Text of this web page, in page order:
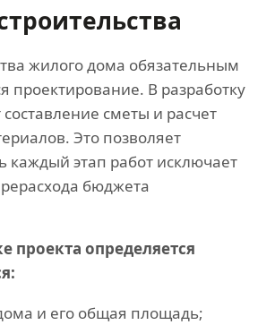
жилого дома обязательным
проектирование. В разработку
сметы и расчет
Это позволяет
каждый этап работ исключает
бюджета
проекта определяется
и его общая площадь;